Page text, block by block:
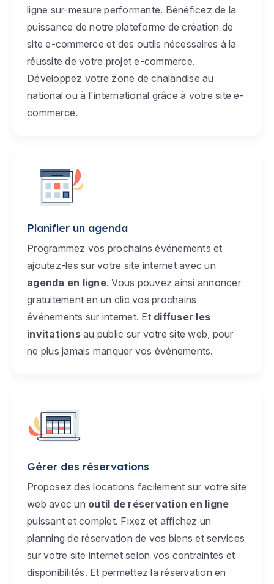
ligne sur-mesure performante. Bénéficez de la
puissance de notre plateforme de création de
site e-commerce et des outils nécessaires à la
réussite de votre projet e-commerce.
Développez votre zone de chalandise au
national ou à l'international grâce à votre site e-
commerce.
Planifier un agenda
Programmez vos prochains événements et
ajoutez-les sur votre site internet avec un
agenda en ligne. Vous pouvez ainsi annoncer
gratuitement en un clic vos prochains
événements sur internet. Et diffuser les
invitationsau public sur votre site web, pour
ne plus jamais manquer vos événements.
Gérer des réservations
Proposez des locations facilement sur votre site
web avec un outil de réservation en ligne
puissant et complet. Fixez et affichez un
planning de réservation de vos biens et services
sur votre site internet selon vos contraintes et
disponibilités. Et permettez la réservation en